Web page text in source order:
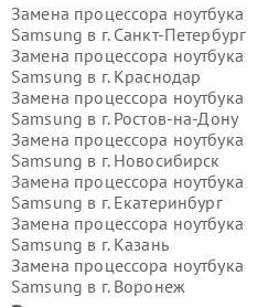
Замена процессора ноутбука
Samsung в г. Санкт-Петербург
Замена процессора ноутбука
Samsung в г. Краснодар
Замена процессора ноутбука
Samsung в г. Ростов-на-Дону
Замена процессора ноутбука
Samsung в г. Новосибирск
Замена процессора ноутбука
Samsung в г. Екатеринбург
Замена процессора ноутбука
Samsung в г. Казань
Замена процессора ноутбука
Samsung в г. Воронеж